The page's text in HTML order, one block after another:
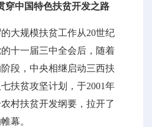
穿中国特色扶贫开发之路
大规模扶贫工作从20世纪
十一届三中全会后，随着
段，中央相继启动三西扶
扶贫攻坚计划，于2001年
村扶贫开发纲要，拉开了
幕。